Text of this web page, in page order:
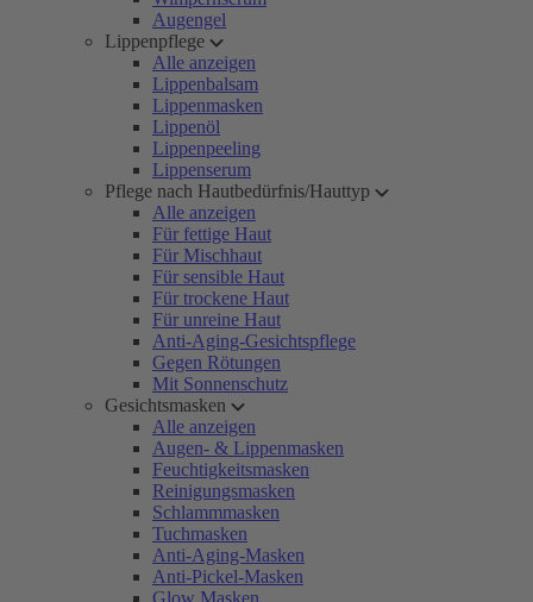
Augengel
Lippenpflege
Alle anzeigen
Lippenbalsam
Lippenmasken
Lippenöl
Lippenpeeling
Lippenserum
Pflege nach Hautbedürfnis/Hauttyp
Alle anzeigen
Für fettige Haut
Für Mischhaut
Für sensible Haut
Für trockene Haut
Für unreine Haut
Anti-Aging-Gesichtspflege
Gegen Rötungen
Mit Sonnenschutz
Gesichtsmasken
Alle anzeigen
Augen- & Lippenmasken
Feuchtigkeitsmasken
Reinigungsmasken
Schlammmasken
Tuchmasken
Anti-Aging-Masken
Anti-Pickel-Masken
Glow Masken